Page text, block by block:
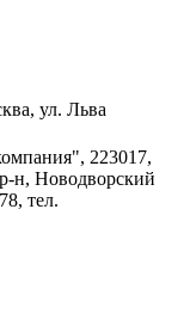
ул. Льва
223017,
н, Новодворский
тел.